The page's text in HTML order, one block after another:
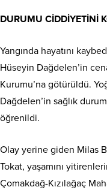
DURUMU CİDDİYETİNİ
Yangında hayatını
Hüseyin Dağdelen’in
Kurumu’na götürüldü.
Dağdelen’in sağlık
öğrenildi.
Olay yerine giden Milas
Tokat, yaşamını
Çomakdağ-Kızılağaç